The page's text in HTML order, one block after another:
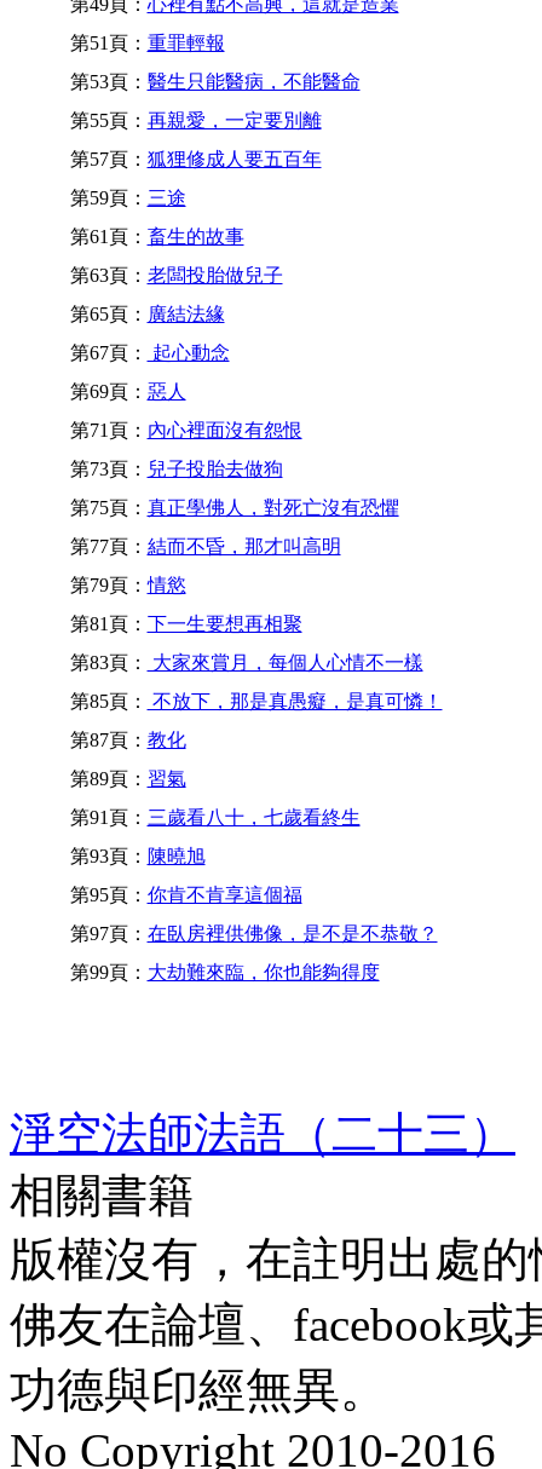
第51頁： 重罪輕報
第53頁： 醫生只能醫病，不能醫命
第55頁： 再親愛，一定要別離
第57頁： 狐狸修成人要五百年
第59頁： 三途
第61頁： 畜生的故事
第63頁： 老闆投胎做兒子
第65頁： 廣結法緣
第67頁：
起心動念
第69頁： 惡人
第71頁： 內心裡面沒有怨恨
第73頁： 兒子投胎去做狗
第75頁： 真正學佛人，對死亡沒有恐懼
第77頁： 結而不昏，那才叫高明
第79頁：情慾
第81頁： 下一生要想再相聚
第83頁：
大家來賞月，每個人心情不一樣
第85頁：
不放下，那是真愚癡，是真可憐！
第87頁： 教化
第89頁： 習氣
第91頁： 三歲看八十，七歲看終生
第93頁： 陳曉旭
第95頁： 你肯不肯享這個福
第97頁： 在臥房裡供佛像，是不是不恭敬？
第99頁： 大劫難來臨，你也能夠得度
淨空法師法語（二十三）
相關書籍
版權沒有，在註明出處
佛友在論壇、facebook
功德與印經無異。
No Copyright 2010-2016